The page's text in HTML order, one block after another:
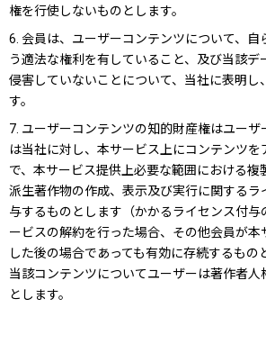
権を行使しないものとします。
6. 会員は、ユーザーコンテンツについて、自
う適法な権利を有していること、及び当該デ
侵害していないことについて、当社に表明し
す。
7. ユーザーコンテンツの知的財産権はユーザ
は当社に対し、本サービス上にコンテンツを
で、本サービス提供上必要な範囲における複
派生著作物の作成、表示及び実行に関するラ
与するものとします（かかるライセンス付与
ービスの解約を行った場合、その他会員が本
した後の場合であっても有効に存続するもの
当該コンテンツについてユーザーは著作者人
とします。